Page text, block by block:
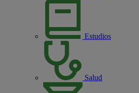
Estudios
Salud